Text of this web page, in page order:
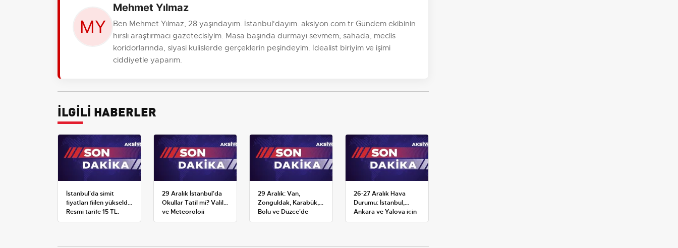
Mehmet Yılmaz
Ben Mehmet Yılmaz, 28 yaşındayım. İstanbul'dayım. aksiyon.com.tr Gündem ekibinin
hırslı araştırmacı gazetecisiyim. Masa başında durmayı sevmem; sahada, meclis
koridorlarında, siyasi kulislerde gerçeklerin peşindeyim. İdealist biriyim ve işimi
ciddiyetle yaparım.
İLGİLİ HABERLER
İstanbul'da simit
fiyatları fiilen yükseldi:
Resmi tarife 15 TL,
satışlar 20-25 TL'ye
29 Aralık İstanbul'da
Okullar Tatil mi? Valilik
ve Meteoroloji
Açıklamaları
29 Aralık: Van,
Zonguldak, Karabük,
Bolu ve Düzce'de
okullar tatil —
26-27 Aralık Hava
Durumu: İstanbul,
Ankara ve Yalova için
Kar Tahminleri